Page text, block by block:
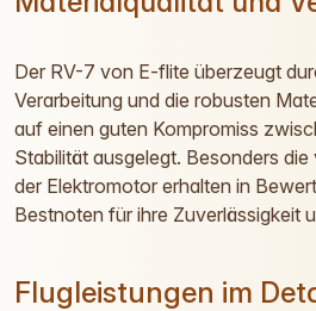
Der RV-7 von E-flite überzeugt
Verarbeitung und die robusten
auf einen guten Kompromiss
Stabilität ausgelegt. Besonders
der Elektromotor erhalten in
Bestnoten für ihre Zuverlässigkeit
Flugleistungen im